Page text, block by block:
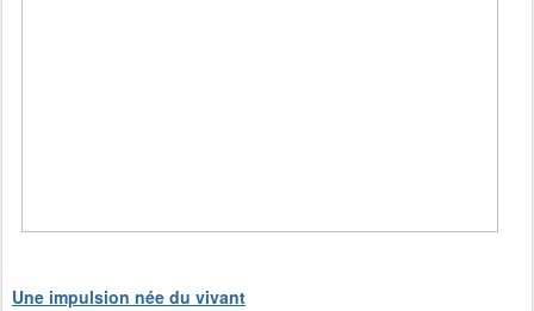
Une impulsion née du vivant